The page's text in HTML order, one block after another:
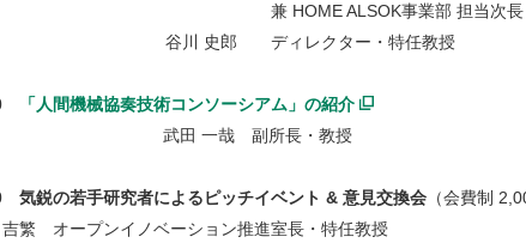
ALSOK事業部 担当次長・兼 統合型リ
郎 ディレクター・特任教授
「人間機械協奏技術コンソーシアム」の紹介
哉 副所長・教授
気鋭の若手研究者によるピッチイベント & 意見交換会 （会費制
繁 オープンイノベーション推進室長・特任教授